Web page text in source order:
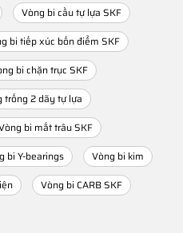
Vòng bi cầu tự lựa SKF
bi tiếp xúc bốn điểm SKF
bi chặn trục SKF
trống 2 dãy tự lựa
bi mắt trâu SKF
bi Y-bearings
Vòng bi kim
Vòng bi CARB SKF